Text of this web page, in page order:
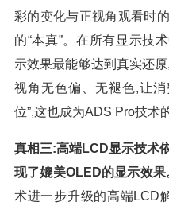
彩的变化与正视角观看时
的“本真”。在所有显示技
示效果最能够达到真实还
视角无色偏、无褪色,让
位”,这也成为ADS Pro技术
真相三:高端LCD显示技术
现了媲美OLED的显示效果
术进一步升级的高端LCD